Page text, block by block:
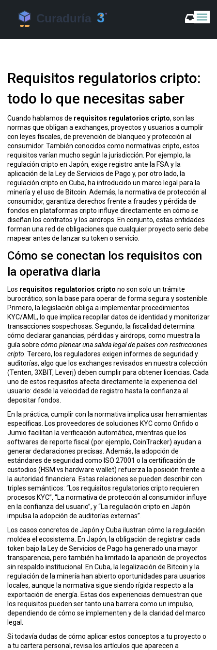
C
m
d
a
ó
n
Requisitos regulatorios cripto:
todo lo que necesitas saber
Cuando hablamos de requisitos regulatorios cripto, son las
normas que obligan a exchanges, proyectos y usuarios a cumplir
con leyes fiscales, de prevención de blanqueo y protección al
consumidor. También conocidos como normativas cripto, estos
requisitos varían mucho según la jurisdicción. Por ejemplo, la
regulación cripto en Japón, exige registro ante la FSA y la
aplicación de la Ley de Servicios de Pago y, por otro lado, la
regulación cripto en Cuba, ha introducido un marco legal para la
minería y el uso de Bitcoin . Además, la normativa de protección al
consumidor, garantiza derechos frente a fraudes y pérdida de
fondos en plataformas cripto influye directamente en cómo se
diseñan los contratos y los airdrops. En conjunto, estas entidades
forman una red de obligaciones que cualquier proyecto serio debe
mapear antes de lanzar su token o servicio.
Cómo se conectan los requisitos con
la operativa diaria
Los requisitos regulatorios cripto no son solo un trámite
burocrático; son la base para operar de forma segura y sostenible.
Primero, la legislación obliga a implementar procedimientos
KYC/AML, lo que implica recopilar datos de identidad y monitorizar
transacciones sospechosas. Segundo, la fiscalidad determina
cómo declarar ganancias, pérdidas y airdrops, como muestra la
guía sobre cómo planear una salida legal de países con restricciones
cripto . Tercero, los reguladores exigen informes de seguridad y
auditorías, algo que los exchanges revisados en nuestra colección
(Tenten, 3XBIT, Leverj) deben cumplir para obtener licencias. Cada
uno de estos requisitos afecta directamente la experiencia del
usuario: desde la velocidad de registro hasta la confianza al
depositar fondos.
En la práctica, cumplir con la normativa implica usar herramientas
específicas. Los proveedores de soluciones KYC como Onfido o
Jumio facilitan la verificación automática, mientras que los
softwares de reporte fiscal (por ejemplo, CoinTracker) ayudan a
generar declaraciones precisas. Además, la adopción de
estándares de seguridad como ISO 27001 o la certificación de
custodios (HSM vs hardware wallet) refuerza la posición frente a
la autoridad financiera. Estas relaciones se pueden describir con
triples semánticos: “Los requisitos regulatorios cripto requieren
procesos KYC”, “La normativa de protección al consumidor influye
en la confianza del usuario”, y “La regulación cripto en Japón
impulsa la adopción de auditorías externas”.
Los casos concretos de Japón y Cuba ilustran cómo la regulación
moldea el ecosistema. En Japón, la obligación de registrar cada
token bajo la Ley de Servicios de Pago ha generado una mayor
transparencia, pero también ha limitado la aparición de proyectos
sin respaldo institucional. En Cuba, la legalización de Bitcoin y la
regulación de la minería han abierto oportunidades para usuarios
locales, aunque la normativa sigue siendo rígida respecto a la
exportación de energía. Estas dos experiencias demuestran que
los requisitos pueden ser tanto una barrera como un impulso,
dependiendo de cómo se implementen y de la claridad del marco
legal.
Si todavía dudas de cómo aplicar estos conceptos a tu proyecto o
a tu cartera personal, revisa los artículos que aparecen a